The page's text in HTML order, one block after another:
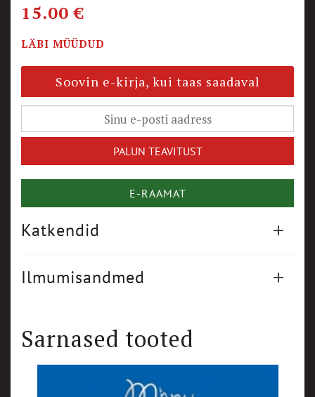
15.00€
LÄBI MÜÜDUD
Soovin e-kirja, kui taas saadaval
E-RAAMAT
Katkendid
Ilmumisandmed
Sarnased tooted